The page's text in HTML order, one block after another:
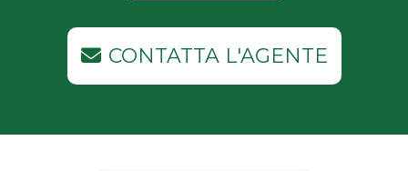
CONTATTA L'AGENTE
Industriali